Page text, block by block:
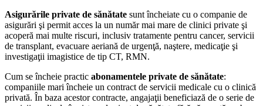
Asigurările private de sănătate sunt încheiate cu o companie de
asigurări şi permit acces la un număr mai mare de clinici private şi
acoperă mai multe riscuri, inclusiv tratamente pentru cancer, servicii
de transplant, evacuare aeriană de urgenţă, naştere, medicaţie şi
investigaţii imagistice de tip CT, RMN.
Cum se încheie practic abonamentele private de sănătate:
companiile mari încheie un contract de servicii medicale cu o clinică
privată. În baza acestor contracte, angajaţii beneficiază de o serie de